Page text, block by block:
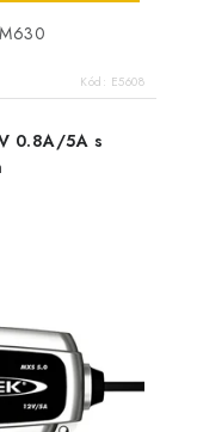
Kód: E5608
0.8A/5A s